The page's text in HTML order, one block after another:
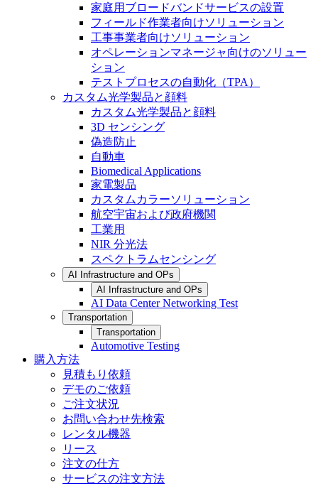
家庭用ブロードバンドサービスの設置
フィールド作業者向けソリューション
工事事業者向けソリューション
オペレーションマネージャ向けのソリュー
ション
テストプロセスの自動化（TPA）
カスタム光学製品と顔料
カスタム光学製品と顔料
3D センシング
偽造防止
自動車
Biomedical Applications
家電製品
カスタムカラーソリューション
航空宇宙および政府機関
工業用
NIR 分光法
スペクトラムセンシング
AI Infrastructure and OPs
AI Infrastructure and OPs
AI Data Center Networking Test
Transportation
Transportation
Automotive Testing
購入方法
見積もり依頼
デモのご依頼
ご注文状況
お問い合わせ先検索
レンタル機器
リース
注文の仕方
サービスの注文方法